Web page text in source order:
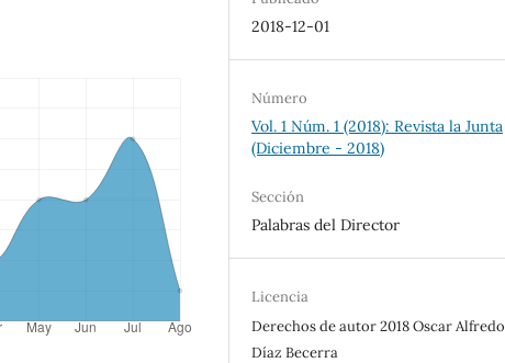
2018-12-01
Número
Vol. 1 Núm. 1 (2018): Revista la Junta
(Diciembre - 2018)
Sección
Palabras del Director
Licencia
Derechos de autor 2018 Oscar Alfredo
Díaz Becerra